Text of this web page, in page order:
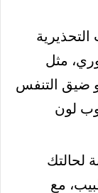
مثل
ضيق التنفس
لون
لحالتك
مع